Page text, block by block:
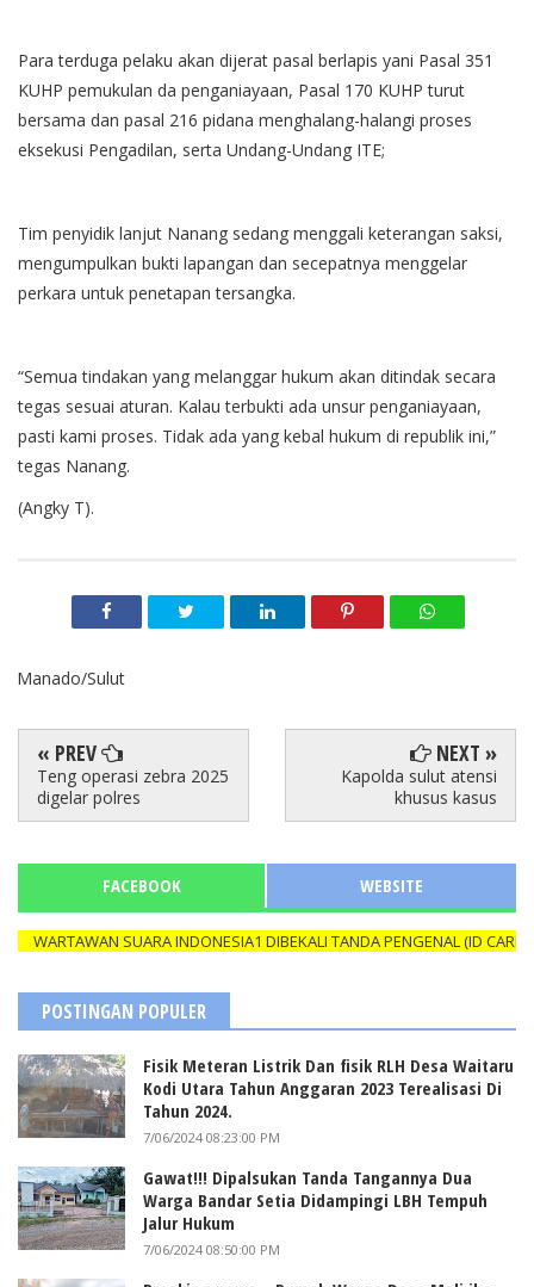
Para terduga pelaku akan dijerat pasal berlapis yani Pasal 351
KUHP pemukulan da penganiayaan, Pasal 170 KUHP turut
bersama dan pasal 216 pidana menghalang-halangi proses
eksekusi Pengadilan, serta Undang-Undang ITE;
Tim penyidik lanjut Nanang sedang menggali keterangan saksi,
mengumpulkan bukti lapangan dan secepatnya menggelar
perkara untuk penetapan tersangka.
“Semua tindakan yang melanggar hukum akan ditindak secara
tegas sesuai aturan. Kalau terbukti ada unsur penganiayaan,
pasti kami proses. Tidak ada yang kebal hukum di republik ini,”
tegas Nanang.
(Angky T).
Manado/Sulut
« PREV
Teng operasi zebra 2025
digelar polres
NEXT »
Kapolda sulut atensi
khusus kasus
FACEBOOK WEBSITE
SUARA INDONESIA1 DIBEKALI TANDA PENGENAL (ID CARD)
POSTINGAN POPULER
Fisik Meteran Listrik Dan fisik RLH Desa Waitaru
Kodi Utara Tahun Anggaran 2023 Terealisasi Di
Tahun 2024.
7/06/2024 08:23:00 PM
Gawat!!! Dipalsukan Tanda Tangannya Dua
Warga Bandar Setia Didampingi LBH Tempuh
Jalur Hukum
7/06/2024 08:50:00 PM